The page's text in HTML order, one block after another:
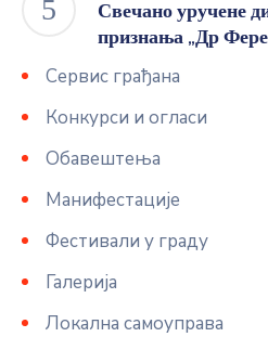
Свечано уручене
признања „Др
Сервис грађана
Конкурси и огласи
Обавештења
Манифестације
Фестивали у граду
Галерија
Локална самоуправа